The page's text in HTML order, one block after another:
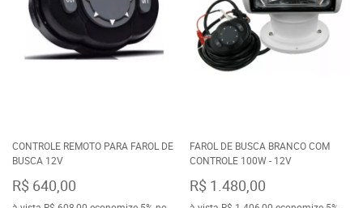
CONTROLE REMOTO PARA FAROL DE
BUSCA 12V
R$ 640,00
FAROL DE BUSCA BRANCO COM
CONTROLE 100W - 12V
R$ 1.480,00